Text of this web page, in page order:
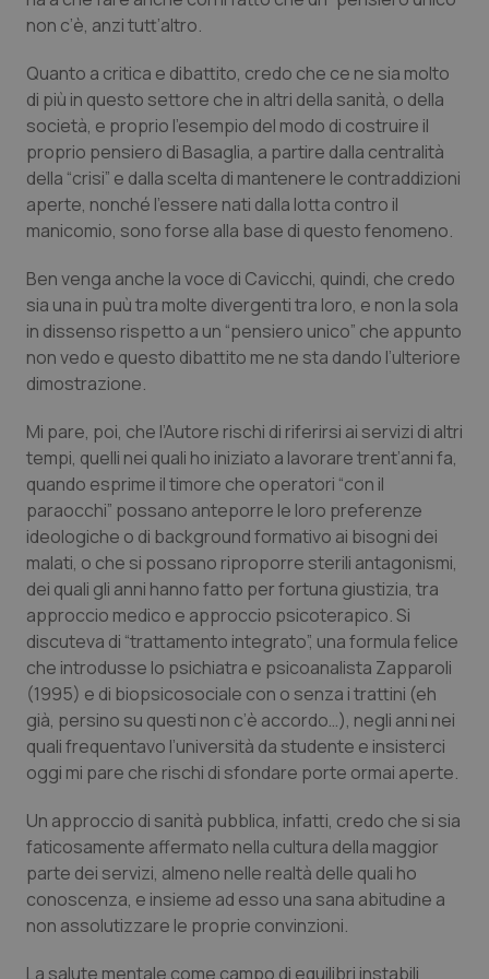
non c’è, anzi tutt’altro.
Quanto a critica e dibattito, credo che ce ne sia molto
di più in questo settore che in altri della sanità, o della
società, e proprio l’esempio del modo di costruire il
proprio pensiero di Basaglia, a partire dalla centralità
della “crisi” e dalla scelta di mantenere le contraddizioni
aperte, nonché l’essere nati dalla lotta contro il
manicomio, sono forse alla base di questo fenomeno.
Ben venga anche la voce di Cavicchi, quindi, che credo
sia una in puù tra molte divergenti tra loro, e non la sola
in dissenso rispetto a un “pensiero unico” che appunto
non vedo e questo dibattito me ne sta dando l’ulteriore
dimostrazione.
Mi pare, poi, che l’Autore rischi di riferirsi ai servizi di altri
tempi, quelli nei quali ho iniziato a lavorare trent’anni fa,
quando esprime il timore che operatori “con il
paraocchi” possano anteporre le loro preferenze
ideologiche o di background formativo ai bisogni dei
malati, o che si possano riproporre sterili antagonismi,
dei quali gli anni hanno fatto per fortuna giustizia, tra
approccio medico e approccio psicoterapico. Si
discuteva di “trattamento integrato”, una formula felice
che introdusse lo psichiatra e psicoanalista Zapparoli
(1995) e di biopsicosociale con o senza i trattini (eh
già, persino su questi non c’è accordo…), negli anni nei
quali frequentavo l’università da studente e insisterci
oggi mi pare che rischi di sfondare porte ormai aperte.
Un approccio di sanità pubblica, infatti, credo che si sia
faticosamente affermato nella cultura della maggior
parte dei servizi, almeno nelle realtà delle quali ho
conoscenza, e insieme ad esso una sana abitudine a
non assolutizzare le proprie convinzioni.
La salute mentale come campo di equilibri instabili